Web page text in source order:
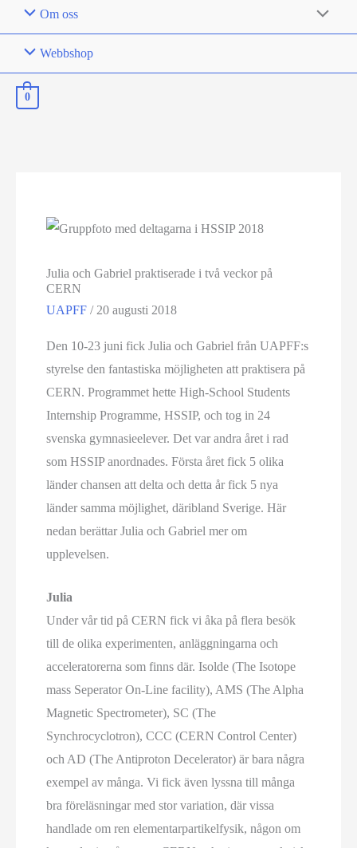
Om oss
Webbshop
0
Julia och Gabriel praktiserade i två veckor på
CERN
UAPFF / 20 augusti 2018
Den 10-23 juni fick Julia och Gabriel från UAPFF:s
styrelse den fantastiska möjligheten att praktisera på
CERN. Programmet hette High-School Students
Internship Programme, HSSIP, och tog in 24
svenska gymnasieelever. Det var andra året i rad
som HSSIP anordnades. Första året fick 5 olika
länder chansen att delta och detta år fick 5 nya
länder samma möjlighet, däribland Sverige. Här
nedan berättar Julia och Gabriel mer om
upplevelsen.
Julia
Under vår tid på CERN fick vi åka på flera besök
till de olika experimenten, anläggningarna och
acceleratorerna som finns där. Isolde (The Isotope
mass Seperator On-Line facility), AMS (The Alpha
Magnetic Spectrometer), SC (The
Synchrocyclotron), CCC (CERN Control Center)
och AD (The Antiproton Decelerator) är bara några
exempel av många. Vi fick även lyssna till många
bra föreläsningar med stor variation, där vissa
handlade om ren elementarpartikelfysik, någon om